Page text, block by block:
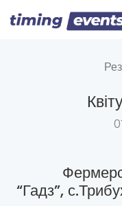
“Гадз”,